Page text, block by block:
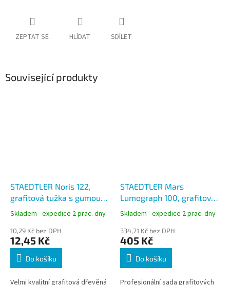
ZEPTAT SE HLÍDAT SDÍLET
Související produkty
STAEDTLER Noris 122,
grafitová tužka s gumou
šestihranná, tvrdost HB
Skladem - expedice 2 prac. dny
10,29 Kč bez DPH
12,45 Kč
Do košíku
Velmi kvalitní grafitová dřevěná
STAEDTLER Mars
Lumograph 100, grafitové
tužky 12 tvrdostí v kovové
Skladem - expedice 2 prac. dny
334,71 Kč bez DPH
405 Kč
Do košíku
Profesionální sada grafitových